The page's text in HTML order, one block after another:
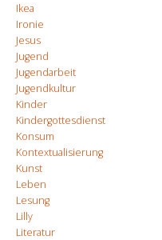
Ikea
Ironie
Jesus
Jugend
Jugendarbeit
Jugendkultur
Kinder
Kindergottesdienst
Konsum
Kontextualisierung
Kunst
Leben
Lesung
Lilly
Literatur